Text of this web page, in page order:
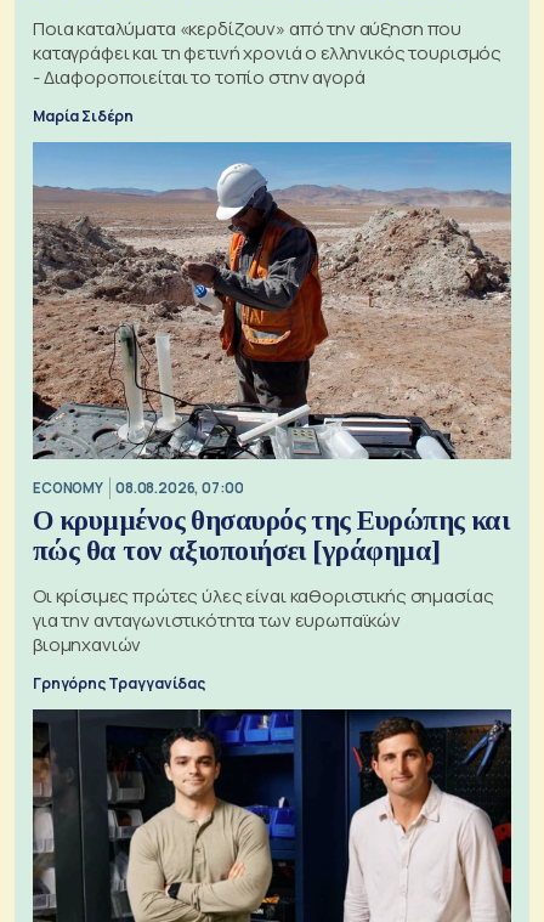
Ποια καταλύματα «κερδίζουν» από την αύξηση που
καταγράφει και τη φετινή χρονιά ο ελληνικός τουρισμός
- Διαφοροποιείται το τοπίο στην αγορά
Μαρία Σιδέρη
ECONOMY 08.08.2026, 07:00
Ο κρυμμένος θησαυρός της Ευρώπης και
πώς θα τον αξιοποιήσει [γράφημα]
Οι κρίσιμες πρώτες ύλες είναι καθοριστικής σημασίας
για την ανταγωνιστικότητα των ευρωπαϊκών
βιομηχανιών
Γρηγόρης Τραγγανίδας